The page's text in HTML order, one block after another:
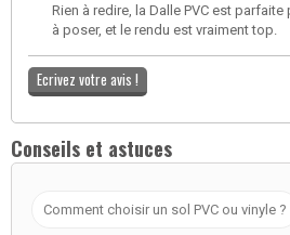
Rien à redire, la Dalle PVC est
à poser, et le rendu est vraiment top.
Ecrivez votre avis !
Conseils et astuces
Comment choisir un sol PVC ou vinyle ?